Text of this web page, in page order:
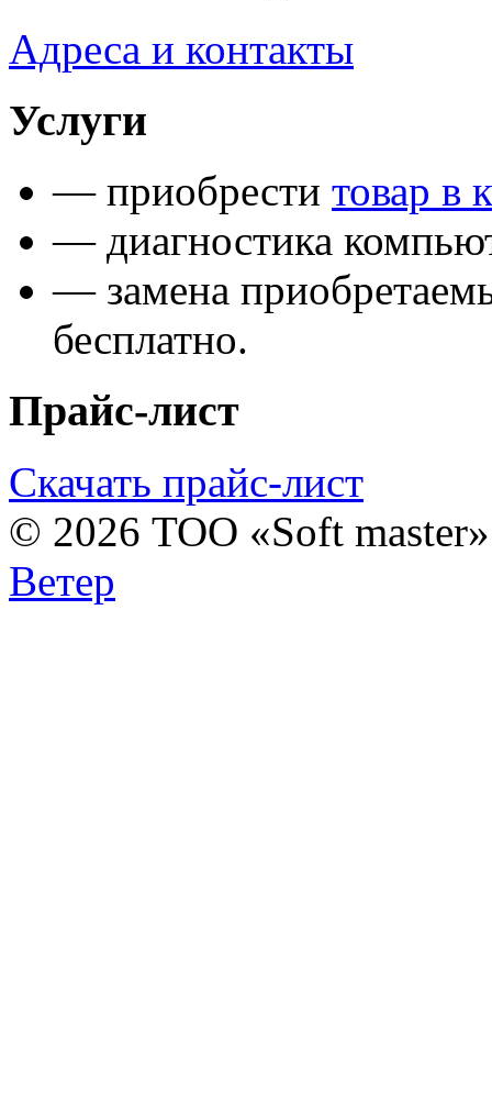
Адреса и контакты
Услуги
— приобрести товар в
— диагностика
— замена
бесплатно.
Прайс-лист
Скачать прайс-лист
© 2026 ТОО «Soft
Ветер